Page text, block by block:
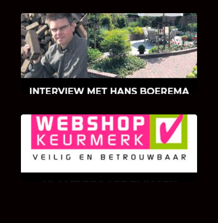
INTERVIEW MET HANS BOEREMA
Hoe Bricks and Stones ontstaan is en wat
Hans Boerema motiveert in de wereld van
klinkers en tegels!
KLANT BEOORDELINGEN
We zijn er zeer op gesteld om te weten wat u
als klant van ons en onze diensten vindt.